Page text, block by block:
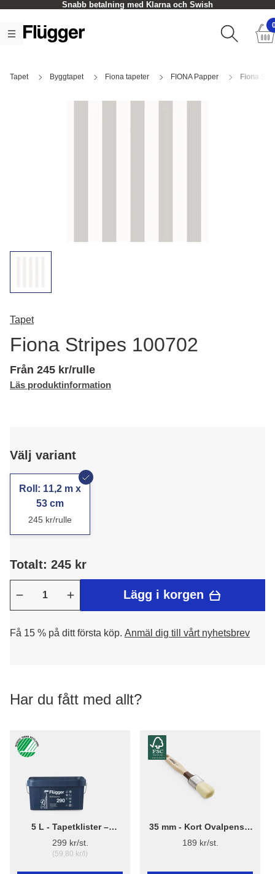
Snabb betalning med Klarna och Swish
Tapet Byggtapet Fiona tapeter FIONA Papper Fiona
Tapet
Fiona Stripes 100702
Från 245 kr/rulle
Läs produktinformation
Välj variant
Roll: 11,2 m x
53 cm
245 kr/rulle
Totalt: 245 kr
Lägg i korgen
Få 15 % på ditt första köp. Anmäl dig till vårt nyhetsbrev
Har du fått med allt?
5 L - Tapetklister –
Flügger Adhesive 290
299 kr/st.
(59,80 kr/l)
35 mm - Kort Ovalpensel
High Finish 1179 -
Flügger
189 kr/st.